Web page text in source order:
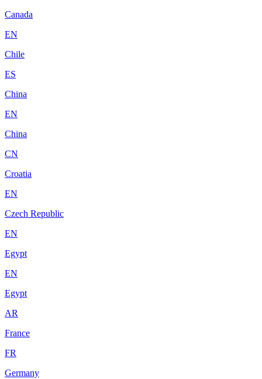
Canada
EN
Chile
ES
China
EN
China
CN
Croatia
EN
Czech Republic
EN
Egypt
EN
Egypt
AR
France
FR
Germany